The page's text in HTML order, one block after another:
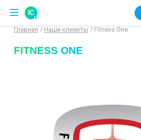
IC
Главная Наши клиенты Fitness One
FITNESS ONE